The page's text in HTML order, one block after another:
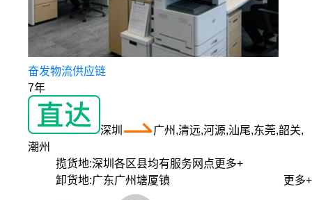
奋发物流供应链
7年
深圳
广州,清远,河源,汕尾,东莞,韶关,
潮州
揽货地:深圳各区县均有服务网点更多+
卸货地:广东广州塘厦镇 更多+